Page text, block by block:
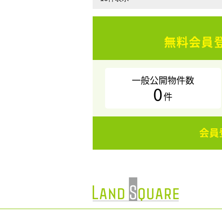
無料会員
一般公開物件数
0件
会